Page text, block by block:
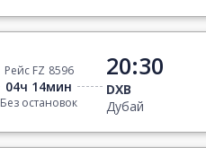
Рейс FZ 8596
04ч 14мин
Без остановок
20:30
DXB
Дубай